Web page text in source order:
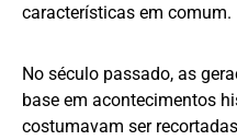
características em comum.
No século passado, as
base em acontecimentos
costumavam ser